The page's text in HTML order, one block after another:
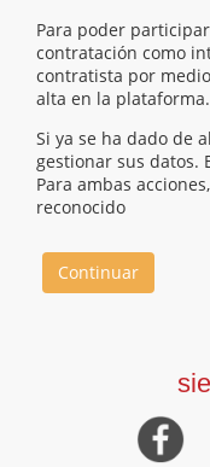
Para poder
contratación como
contratista por
alta en la plataforma.
Si ya se ha dado de
gestionar sus datos.
Para ambas
reconocido
Continuar